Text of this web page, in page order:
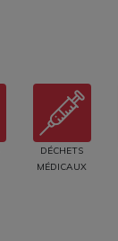
DÉCHETS
MÉDICAUX